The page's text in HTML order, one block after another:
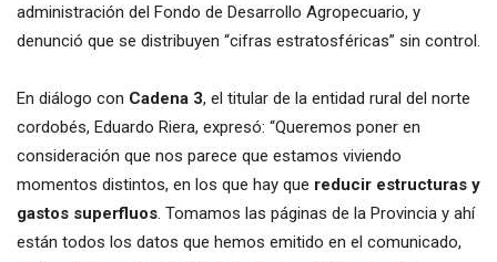
administración del Fondo de Desarrollo Agropecuario, y
denunció que se distribuyen “cifras estratosféricas” sin control.
En diálogo con Cadena 3, el titular de la entidad rural del norte
cordobés, Eduardo Riera, expresó: “Queremos poner en
consideración que nos parece que estamos viviendo
momentos distintos, en los que hay que reducir estructuras y
gastos superfluos. Tomamos las páginas de la Provincia y ahí
están todos los datos que hemos emitido en el comunicado,